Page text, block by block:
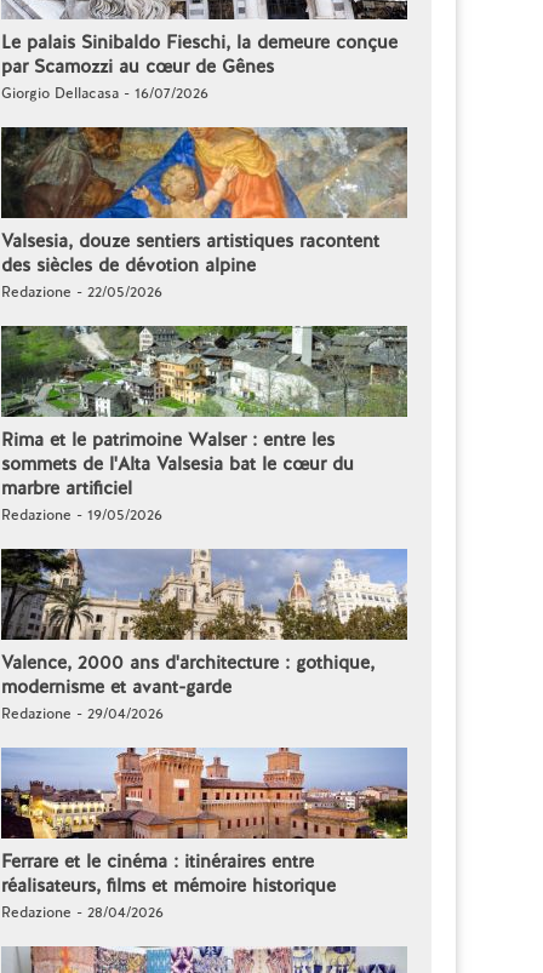
Le palais Sinibaldo Fieschi, la demeure conçue
par Scamozzi au cœur de Gênes
Giorgio Dellacasa - 16/07/2026
Valsesia, douze sentiers artistiques racontent
des siècles de dévotion alpine
Redazione - 22/05/2026
Rima et le patrimoine Walser : entre les
sommets de l'Alta Valsesia bat le cœur du
marbre artificiel
Redazione - 19/05/2026
Valence, 2000 ans d'architecture : gothique,
modernisme et avant-garde
Redazione - 29/04/2026
Ferrare et le cinéma : itinéraires entre
réalisateurs, films et mémoire historique
Redazione - 28/04/2026